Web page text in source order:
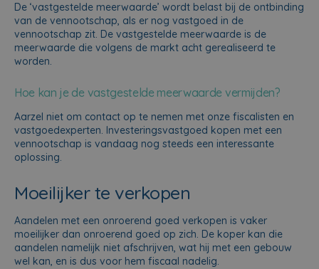
De ‘vastgestelde meerwaarde’ wordt belast bij de ontbinding
van de vennootschap, als er nog vastgoed in de
vennootschap zit. De vastgestelde meerwaarde is de
meerwaarde die volgens de markt acht gerealiseerd te
worden.
Hoe kan je de vastgestelde meerwaarde vermijden?
Aarzel niet om contact op te nemen met onze fiscalisten en
vastgoedexperten. Investeringsvastgoed kopen met een
vennootschap is vandaag nog steeds een interessante
oplossing.
Moeilijker te verkopen
Aandelen met een onroerend goed verkopen is vaker
moeilijker dan onroerend goed op zich. De koper kan die
aandelen namelijk niet afschrijven, wat hij met een gebouw
wel kan, en is dus voor hem fiscaal nadelig.